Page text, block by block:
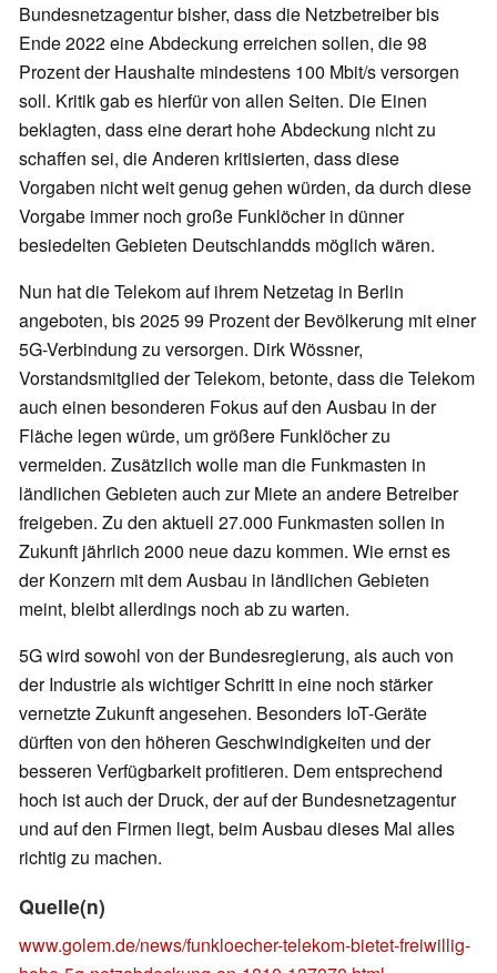
Bundesnetzagentur bisher, dass die Netzbetreiber bis
Ende 2022 eine Abdeckung erreichen sollen, die 98
Prozent der Haushalte mindestens 100 Mbit/s versorgen
soll. Kritik gab es hierfür von allen Seiten. Die Einen
beklagten, dass eine derart hohe Abdeckung nicht zu
schaffen sei, die Anderen kritisierten, dass diese
Vorgaben nicht weit genug gehen würden, da durch diese
Vorgabe immer noch große Funklöcher in dünner
besiedelten Gebieten Deutschlandds möglich wären.
Nun hat die Telekom auf ihrem Netzetag in Berlin
angeboten, bis 2025 99 Prozent der Bevölkerung mit einer
5G-Verbindung zu versorgen. Dirk Wössner,
Vorstandsmitglied der Telekom, betonte, dass die Telekom
auch einen besonderen Fokus auf den Ausbau in der
Fläche legen würde, um größere Funklöcher zu
vermeiden. Zusätzlich wolle man die Funkmasten in
ländlichen Gebieten auch zur Miete an andere Betreiber
freigeben. Zu den aktuell 27.000 Funkmasten sollen in
Zukunft jährlich 2000 neue dazu kommen. Wie ernst es
der Konzern mit dem Ausbau in ländlichen Gebieten
meint, bleibt allerdings noch ab zu warten.
5G wird sowohl von der Bundesregierung, als auch von
der Industrie als wichtiger Schritt in eine noch stärker
vernetzte Zukunft angesehen. Besonders IoT-Geräte
dürften von den höheren Geschwindigkeiten und der
besseren Verfügbarkeit profitieren. Dem entsprechend
hoch ist auch der Druck, der auf der Bundesnetzagentur
und auf den Firmen liegt, beim Ausbau dieses Mal alles
richtig zu machen.
Quelle(n)
www.golem.de/news/funkloecher-telekom-bietet-freiwillig-